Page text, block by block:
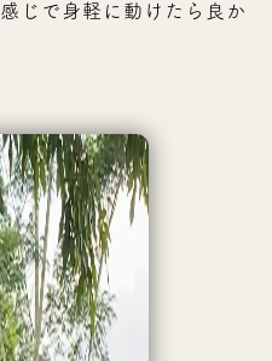
じで身軽に動けたら良か